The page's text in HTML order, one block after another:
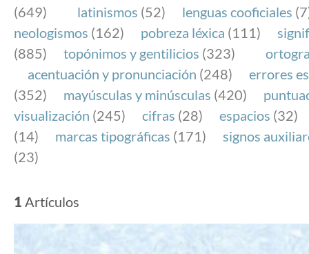
(649)
latinismos (52) lenguas cooficiales
neologismos (162) pobreza léxica (111)
(885)
topónimos y gentilicios (323)
acentuación y pronunciación (248)
errores
(352)
mayúsculas y minúsculas (420)
visualización (245) cifras (28) espacios (32)
(14)
marcas tipográficas (171)
signos
(23)
1 Artículos